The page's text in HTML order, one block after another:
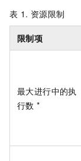
表 1. 资源限制
限制项
最大进行中的执
行数 *